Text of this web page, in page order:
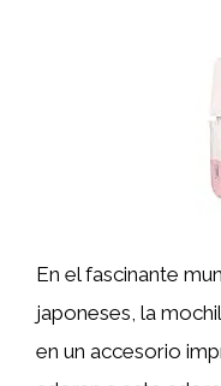
En el fascinante
japoneses, la
en un accesorio